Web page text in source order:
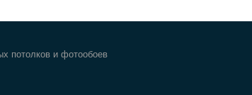
потолков и фотообоев